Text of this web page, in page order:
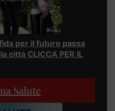
per il futuro passa
città CLICCA PER IL
Salute